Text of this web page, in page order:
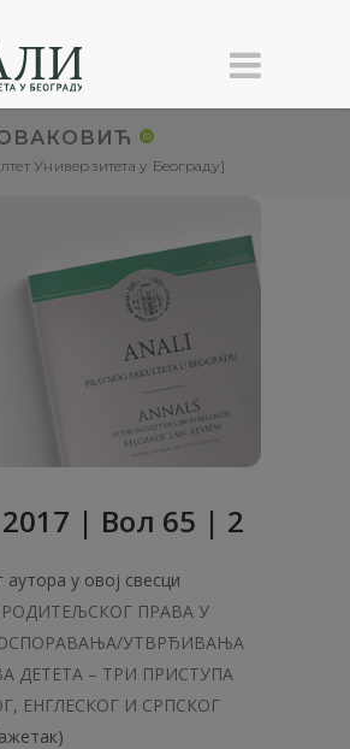
Универзитета у Београду]
| Вол 65 | 2
у овој свесци
ПРАВА У
ОСПОРАВАЊА/УТВРЂИВАЊА
ДЕТЕТА – ТРИ ПРИСТУПА
ЕНГЛЕСКОГ И СРПСКОГ